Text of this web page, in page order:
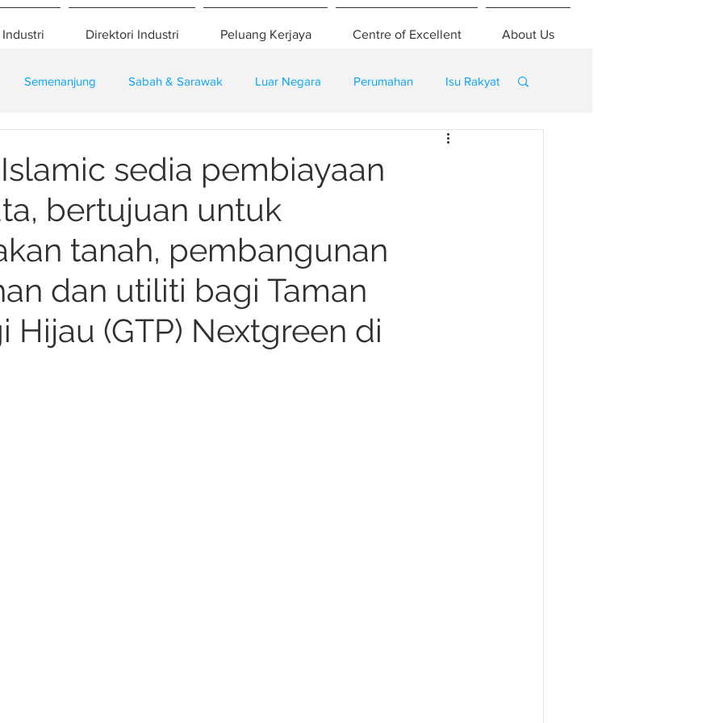
Industri Direktori Industri Peluang Kerjaya Centre of Excellent About Us
Semenanjung Sabah & Sarawak Luar Negara Perumahan Isu Rakyat
sedia pembiayaan
bertujuan untuk
tanah, pembangunan
dan utiliti bagi Taman
Hijau (GTP) Nextgreen di